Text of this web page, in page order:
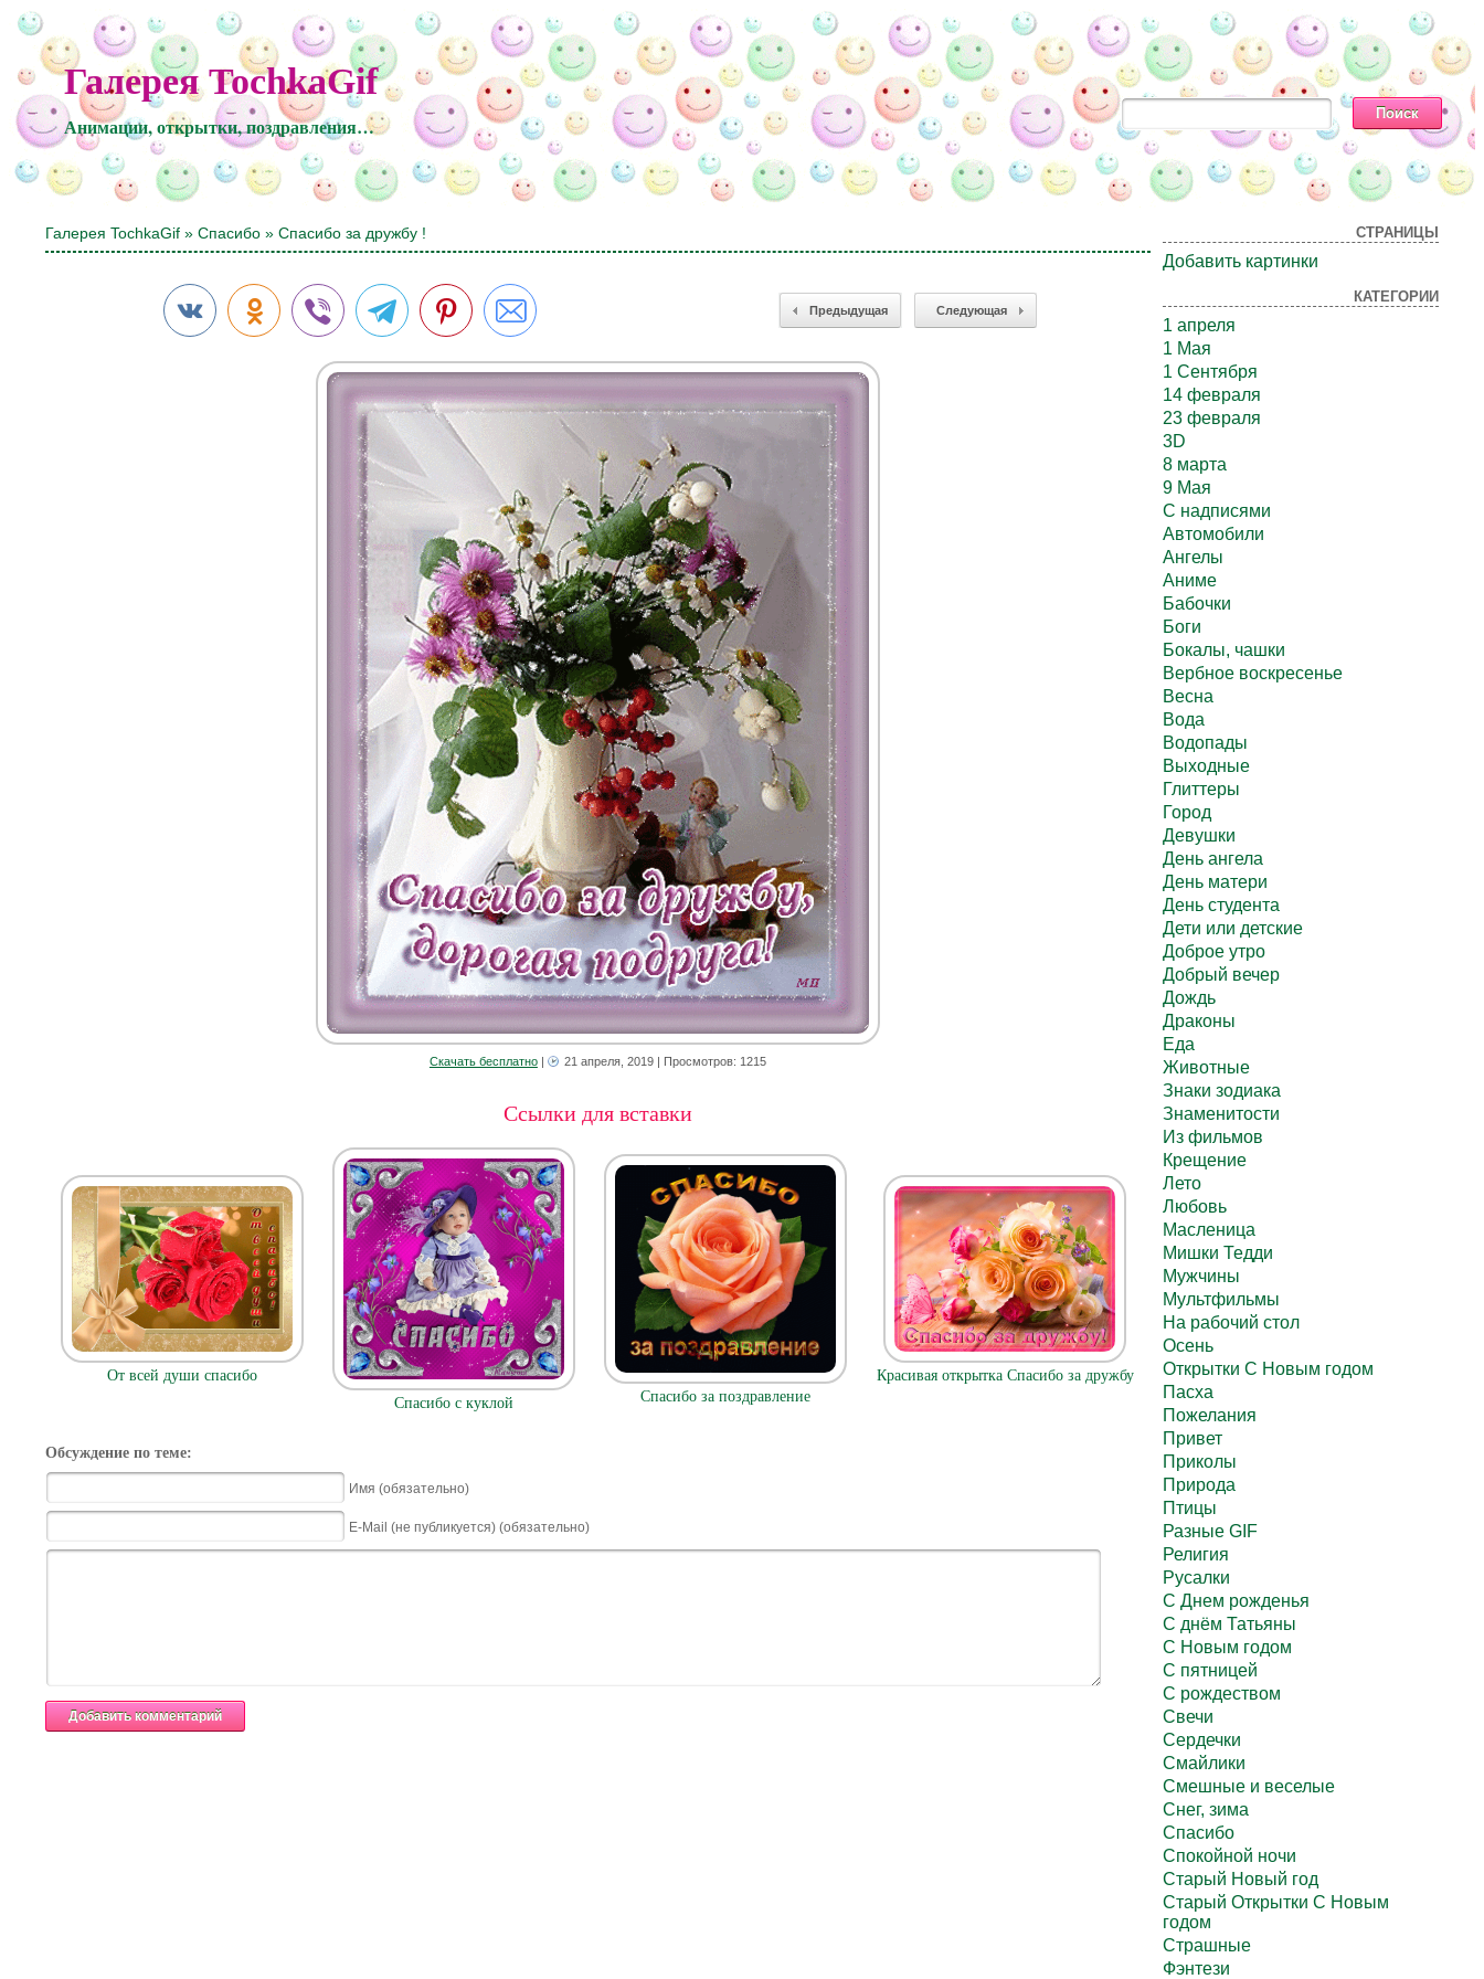
Галерея TochkaGif
Анимации, открытки, поздравления…
Галерея TochkaGif »Спасибо » Спасибо за дружбу !
Предыдущая Следующая
Скачать бесплатно| 21 апреля, 2019| Просмотров: 1215
Ссылки для вставки
От всей души спасибо
Спасибо с куклой
Спасибо за поздравление
Красивая открытка Спасибо за дружбу
Обсуждение по теме:
Имя (обязательно)
E-Mail (не публикуется) (обязательно)
СТРАНИЦЫ
Добавить картинки
КАТЕГОРИИ
1 апреля
1 Мая
1 Сентября
14 февраля
23 февраля
3D
8 марта
9 Мая
C надписями
Автомобили
Ангелы
Аниме
Бабочки
Боги
Бокалы, чашки
Вербное воскресенье
Весна
Вода
Водопады
Выходные
Глиттеры
Город
Девушки
День ангела
День матери
День студента
Дети или детские
Доброе утро
Добрый вечер
Дождь
Драконы
Еда
Животные
Знаки зодиака
Знаменитости
Из фильмов
Крещение
Лето
Любовь
Масленица
Мишки Тедди
Мужчины
Мультфильмы
На рабочий стол
Осень
Открытки С Новым годом
Пасха
Пожелания
Привет
Приколы
Природа
Птицы
Разные GIF
Религия
Русалки
С Днем рожденья
С днём Татьяны
С Новым годом
С пятницей
С рождеством
Свечи
Сердечки
Смайлики
Смешные и веселые
Снег, зима
Спасибо
Спокойной ночи
Старый Новый год
Старый Открытки С Новым
годом
Страшные
Фэнтези